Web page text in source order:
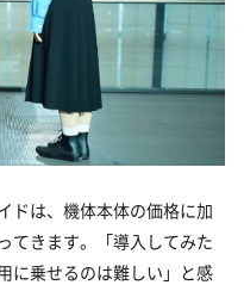
ドは、機体本体の価格に加
てきます。「導入してみた
に乗せるのは難しい」と感